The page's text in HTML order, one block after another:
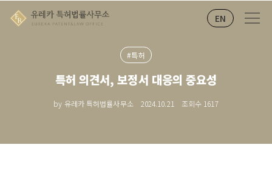
EN
#특허
특허 의견서, 보정서 대응의 중요성
by 유레카 특허법률사무소 2024.10.21 조회수 1617